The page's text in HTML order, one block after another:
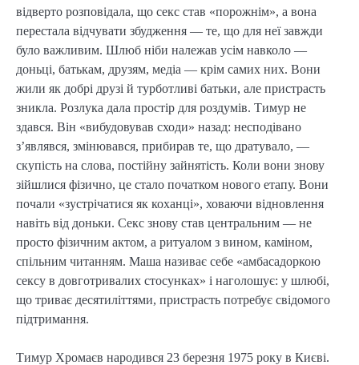
відверто розповідала, що секс став «порожнім», а вона
перестала відчувати збудження — те, що для неї завжди
було важливим. Шлюб ніби належав усім навколо —
доньці, батькам, друзям, медіа — крім самих них. Вони
жили як добрі друзі й турботливі батьки, але пристрасть
зникла. Розлука дала простір для роздумів. Тимур не
здався. Він «вибудовував сходи» назад: несподівано
з’являвся, змінювався, прибирав те, що дратувало, —
скупість на слова, постійну зайнятість. Коли вони знову
зійшлися фізично, це стало початком нового етапу. Вони
почали «зустрічатися як коханці», ховаючи відновлення
навіть від доньки. Секс знову став центральним — не
просто фізичним актом, а ритуалом з вином, каміном,
спільним читанням. Маша називає себе «амбасадоркою
сексу в довготривалих стосунках» і наголошує: у шлюбі,
що триває десятиліттями, пристрасть потребує свідомого
підтримання.
Тимур Хромаєв народився 23 березня 1975 року в Києві.